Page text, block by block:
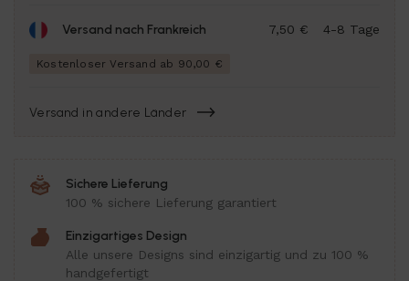
Versand nach Frankreich 4-8 Tage
7,50 €
Kostenloser Versand ab 90,00 €
Versand in andere Länder
Sichere Lieferung
100 % sichere Lieferung garantiert
Einzigartiges Design
Alle unsere Designs sind einzigartig und zu 100 %
handgefertigt